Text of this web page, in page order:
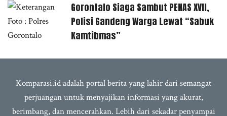
Gorontalo Siaga Sambut PENAS XVII,
Polisi Gandeng Warga Lewat “Sabuk
Kamtibmas”
Komparasi.id adalah portal berita yang lahir dari semangat
perjuangan untuk menyajikan informasi yang akurat,
berimbang, dan mencerahkan. Lebih dari sekadar penyampai